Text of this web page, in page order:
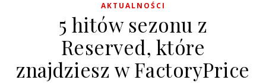
AKTUALNOŚCI
5 hitów sezonu z
Reserved, które
znajdziesz w FactoryPrice